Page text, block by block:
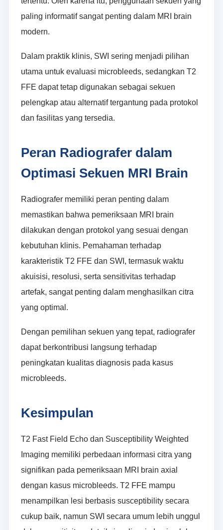
paling informatif sangat penting dalam MRI brain
modern.
Dalam praktik klinis, SWI sering menjadi pilihan
utama untuk evaluasi microbleeds, sedangkan T2
FFE dapat tetap digunakan sebagai sekuen
pelengkap atau alternatif tergantung pada protokol
dan fasilitas yang tersedia.
Peran Radiografer dalam
Optimasi Sekuen MRI Brain
Radiografer memiliki peran penting dalam
memastikan bahwa pemeriksaan MRI brain
dilakukan dengan protokol yang sesuai dengan
kebutuhan klinis. Pemahaman terhadap
karakteristik T2 FFE dan SWI, termasuk waktu
akuisisi, resolusi, serta sensitivitas terhadap
artefak, sangat penting dalam menghasilkan citra
yang optimal.
Dengan pemilihan sekuen yang tepat, radiografer
dapat berkontribusi langsung terhadap
peningkatan kualitas diagnosis pada kasus
microbleeds.
Kesimpulan
T2 Fast Field Echo dan Susceptibility Weighted
Imaging memiliki perbedaan informasi citra yang
signifikan pada pemeriksaan MRI brain axial
dengan kasus microbleeds. T2 FFE mampu
menampilkan lesi berbasis susceptibility secara
cukup baik, namun SWI secara umum lebih unggul